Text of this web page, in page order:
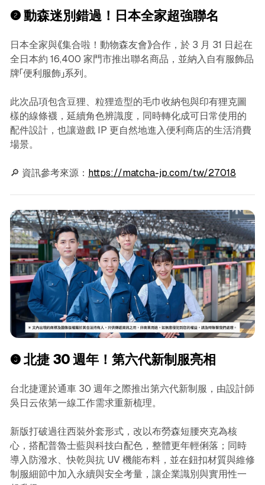
❷ 動森迷別錯過！日本全家超強聯名
日本全家與《集合啦！動物森友會》合作，於 3 月 31 日起在
全日本約 16,400 家門市推出聯名商品，並納入自有服飾品
牌「便利服飾」系列。
此次品項包含豆狸、粒狸造型的毛巾收納包與印有狸克圖
樣的線條襪，延續角色辨識度，同時轉化成可日常使用的
配件設計，也讓遊戲 IP 更自然地進入便利商店的生活消費
場景。
🔎 資訊參考來源： https://matcha-jp.com/tw/27018
❸ 北捷 30 週年！第六代新制服亮相
台北捷運於通車 30 週年之際推出第六代新制服，由設計師
吳日云依第一線工作需求重新梳理。
新版打破過往西裝外套形式，改以布勞森短腰夾克為核
心，搭配普魯士藍與科技白配色，整體更年輕俐落；同時
導入防潑水、快乾與抗 UV 機能布料，並在鈕扣材質與維修
制服細節中加入永續與安全考量，讓企業識別與實用性一